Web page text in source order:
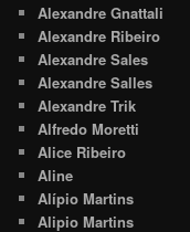
Alexandre Gnattali
Alexandre Ribeiro
Alexandre Sales
Alexandre Salles
Alexandre Trik
Alfredo Moretti
Alice Ribeiro
Aline
Alípio Martins
Alipio Martins